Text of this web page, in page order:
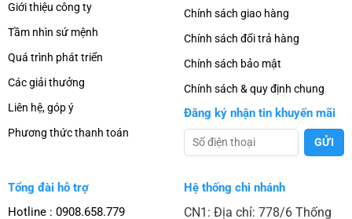
Giới thiệu công ty
Tầm nhìn sứ mệnh
Quá trình phát triển
Các giải thưởng
Liên hệ, góp ý
Phương thức thanh toán
Chính sách giao hàng
Chính sách đổi trả hàng
Chính sách bảo mật
Chính sách & quy định chung
Đăng ký nhận tin khuyến mãi
Tổng đài hỗ trợ
Hotline : 0908.658.779
Hệ thống chi nhánh
CN1: Địa chỉ: 778/6 Thống